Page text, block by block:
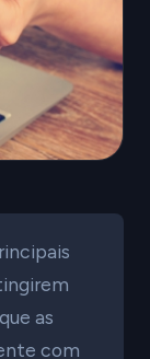
as
com